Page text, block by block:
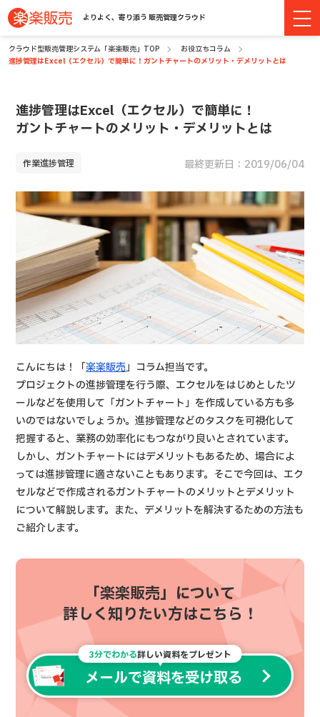
よりよく、寄り添う 販売管理クラウド
クラウド型販売管理システム「楽楽販売」TOP
お役立ちコラム
進捗管理はExcel（エクセル）で簡単に！ガントチャートのメリット・デメリットとは
進捗管理はExcel（エクセル）で簡単に！
ガントチャートのメリット・デメリットとは
作業進捗管理 最終更新日：2019/06/04
こんにちは！「楽楽販売」コラム担当です。
プロジェクトの進捗管理を行う際、エクセルをはじめとしたツ
ールなどを使用して「ガントチャート」を作成している方も多
いのではないでしょうか。進捗管理などのタスクを可視化して
把握すると、業務の効率化にもつながり良いとされています。
しかし、ガントチャートにはデメリットもあるため、場合によ
っては進捗管理に適さないこともあります。そこで今回は、エク
セルなどで作成されるガントチャートのメリットとデメリット
について解説します。また、デメリットを解決するための方法も
ご紹介します。
「楽楽販売」について
詳しく知りたい方はこちら！
3分でわかる詳しい資料をプレゼント
メールで資料を受け取る